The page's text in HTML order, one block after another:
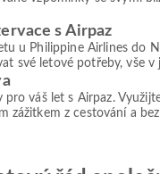
s Airpaz
u Philippine Airlines do
své letové potřeby, vše
pro váš let s Airpaz.
zážitkem z cestování a